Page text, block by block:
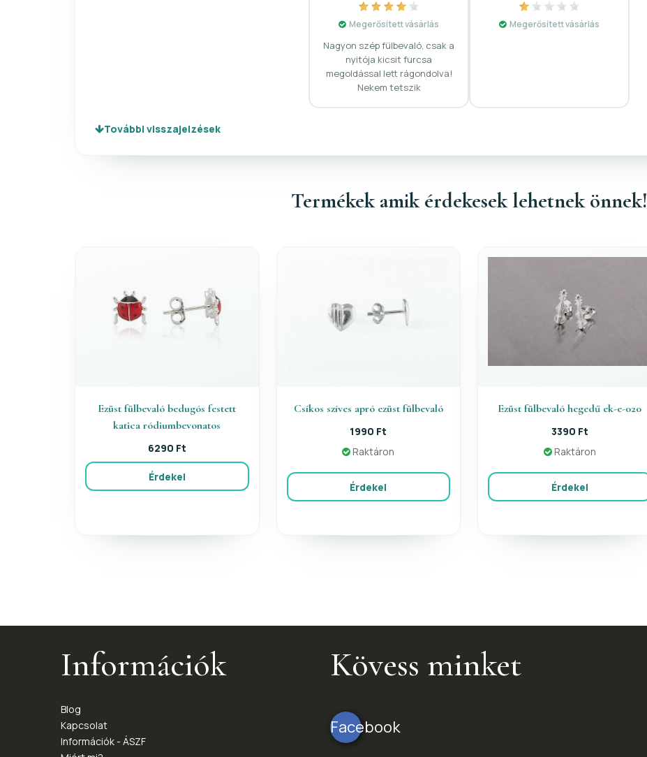
Megerősített vásárlás
Nagyon szép fülbevaló, csak a
nyitója kicsit furcsa
megoldással lett rágondolva!
Nekem tetszik
Megerősített vásárlás
További visszajelzések
Termékek amik érdekesek lehetnek önnek!
Ezüst fülbevaló bedugós festett
katica ródiumbevonatos
6290 Ft
Érdekel
Csíkos szíves apró ezüst fülbevaló
1990 Ft
Raktáron
Érdekel
Ezüst fülbevaló hegedű ek-e-020
3390 Ft
Raktáron
Érdekel
Információk
Blog
Kapcsolat
Információk - ÁSZF
Kövess minket
Facebook